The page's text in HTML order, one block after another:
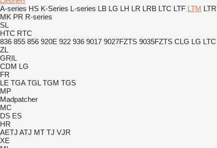
A-series HS K-Series L-series LB LG LH LR LRB LTC LTF LTM LTR
MK PR R-series
SL
HTC RTC
836 855 856 920E 922 936 9017 9027FZTS 9035FZTS CLG LG LTC
ZL
GRIL
CDM LG
FR
LE TGA TGL TGM TGS
MP
Madpatcher
MC
DS ES
HR
AETJ ATJ MT TJ VJR
XE